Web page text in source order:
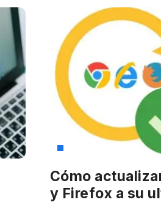
Cómo
y Firefox a su